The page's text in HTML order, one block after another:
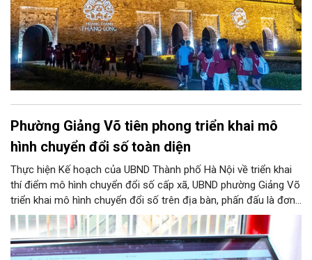
Phường Giảng Võ tiên phong triển khai mô
hình chuyển đổi số toàn diện
Thực hiện Kế hoạch của UBND Thành phố Hà Nội về triển khai
thí điểm mô hình chuyển đổi số cấp xã, UBND phường Giảng Võ
triển khai mô hình chuyển đổi số trên địa bàn, phấn đấu là đơn
vị hành chính cấp xã đầu tiên của Hà Nội tiên phong chuyển đổi
số toàn diện.